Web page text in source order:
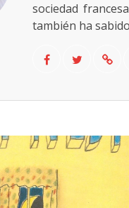
sociedad
también ha